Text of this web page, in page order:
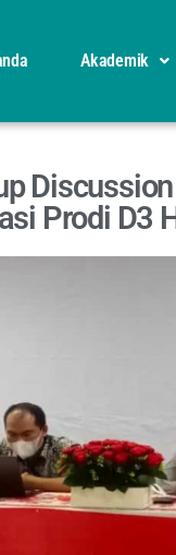
Akademik
Prodi D3